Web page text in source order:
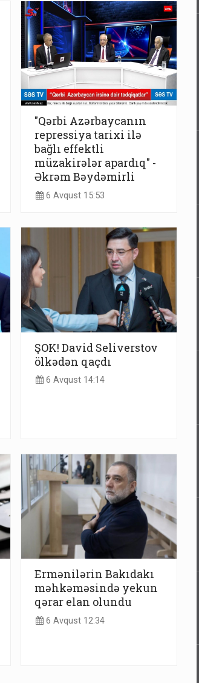
"Qərbi Azərbaycanın
repressiya tarixi ilə
bağlı effektli
müzakirələr apardıq" -
Əkrəm Bəydəmirli
6 Avqust 15:53
ŞOK! David Seliverstov
ölkədən qaçdı
6 Avqust 14:14
Ermənilərin Bakıdakı
məhkəməsində yekun
qərar elan olundu
6 Avqust 12:34